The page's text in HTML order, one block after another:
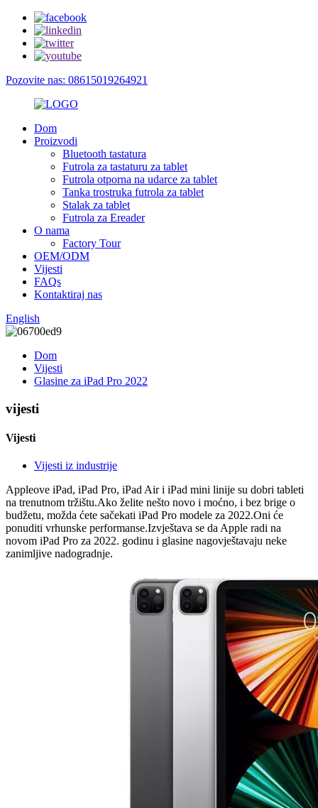
Pozovite nas: 08615019264921
Dom
Proizvodi
Bluetooth tastatura
Futrola za tastaturu za tablet
Futrola otporna na udarce za tablet
Tanka trostruka futrola za tablet
Stalak za tablet
Futrola za Ereader
O nama
Factory Tour
OEM/ODM
Vijesti
FAQs
Kontaktiraj nas
English
Dom
Vijesti
Glasine za iPad Pro 2022
vijesti
Vijesti
Vijesti iz industrije
Appleove iPad, iPad Pro, iPad Air i iPad mini linije su dobri tableti
na trenutnom tržištu.Ako želite nešto novo i moćno, i bez brige o
budžetu, možda ćete sačekati iPad Pro modele za 2022.Oni će
ponuditi vrhunske performanse.Izvještava se da Apple radi na
novom iPad Pro za 2022. godinu i glasine nagovještavaju neke
zanimljive nadogradnje.